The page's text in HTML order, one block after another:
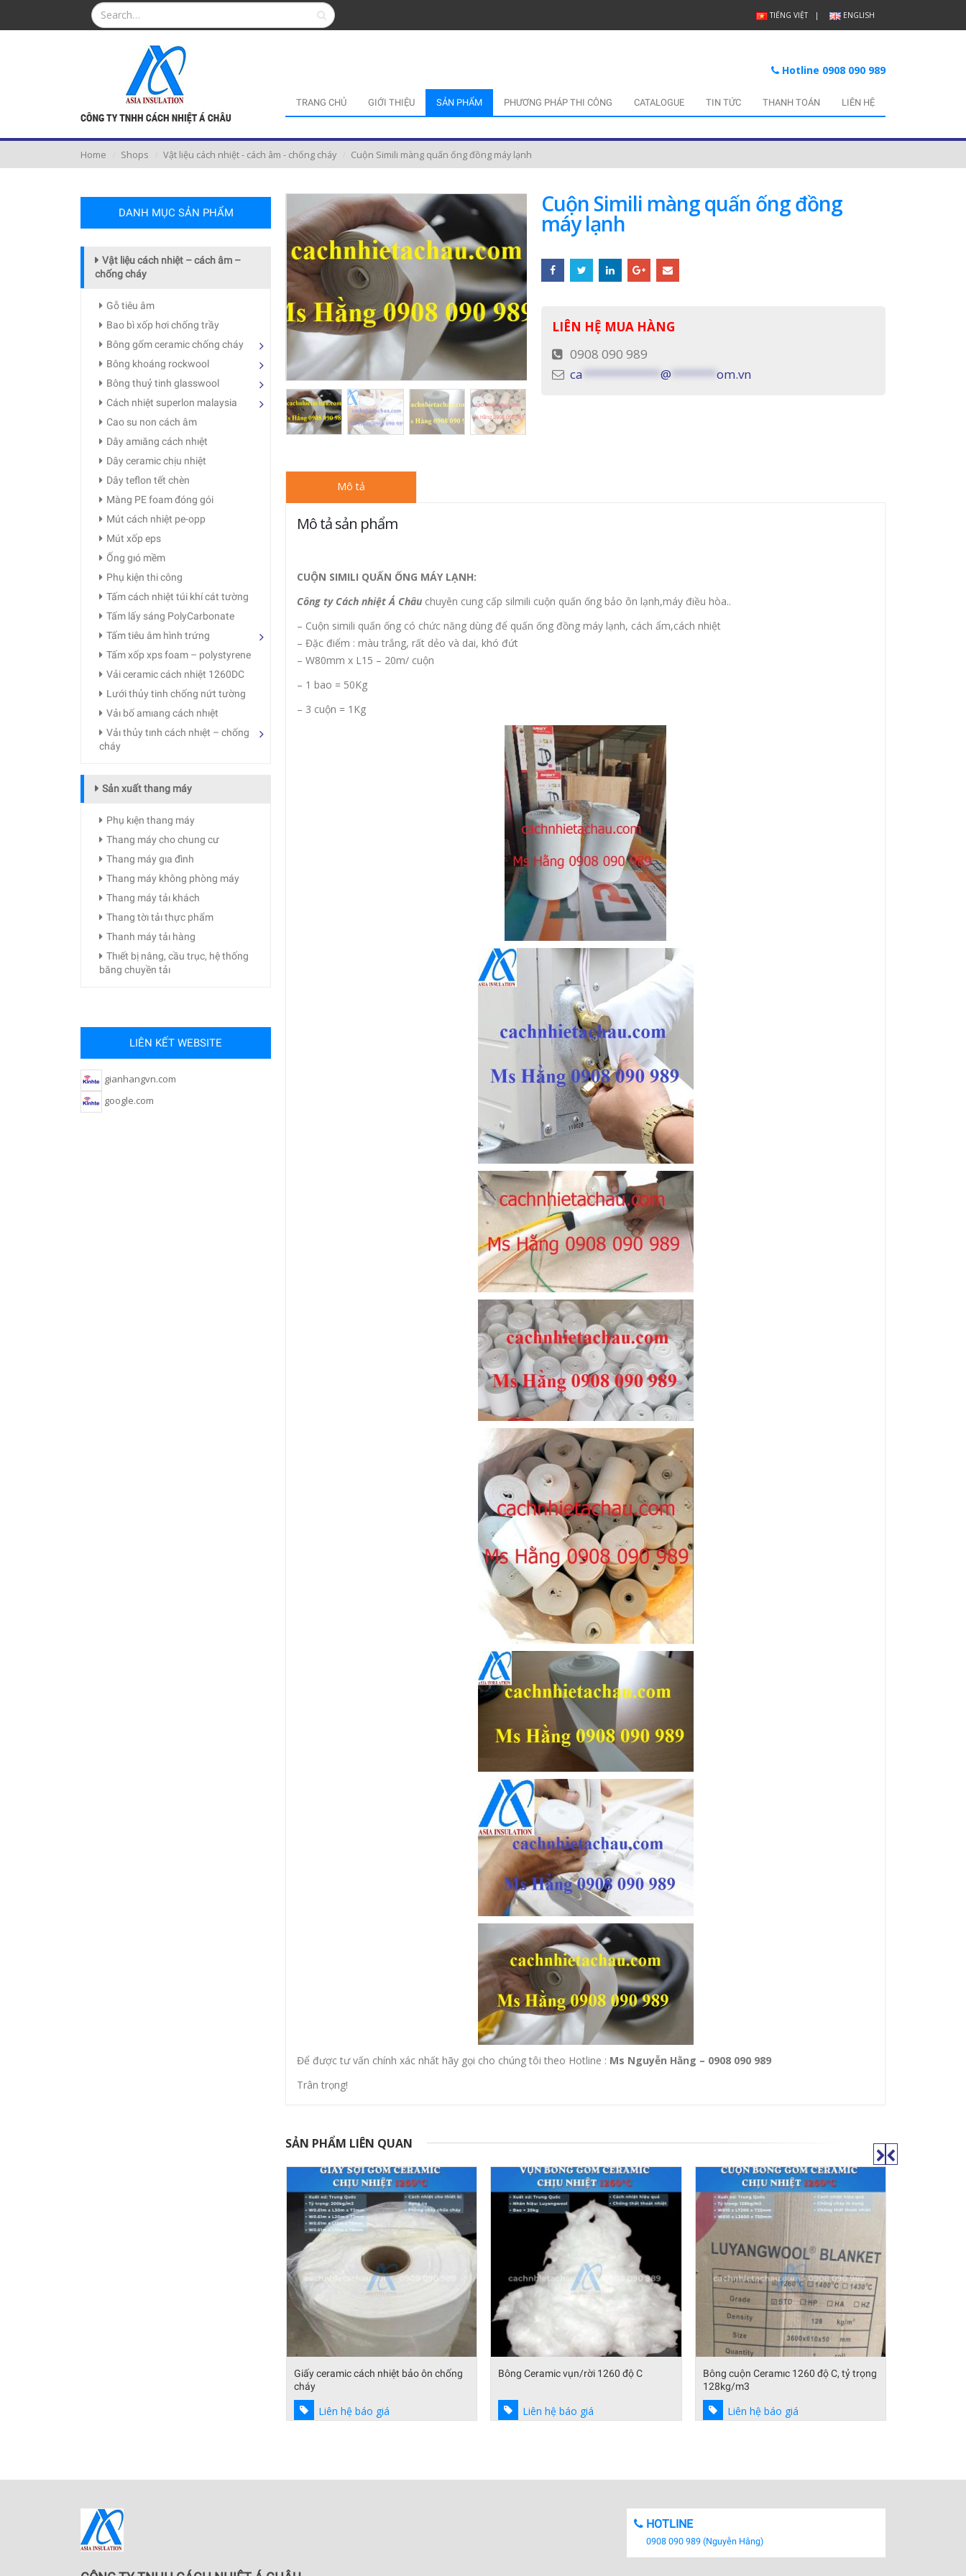
TIẾNG VIỆT ENGLISH
Hotline 0908 090 989
TRANG CHỦ GIỚI THIỆU SẢN PHẨM PHƯƠNG PHÁP THI CÔNG CATALOGUE TIN TỨC THANH TOÁN LIÊN HỆ
Home Shops Vật liệu cách nhiệt - cách âm - chống cháy Cuộn Simili màng quấn ống đồng máy lạnh
Cuộn Simili màng quấn ống đồng
máy lạnh
LIÊN HỆ MUA HÀNG
0908 090 989
ca ************@ *******om.vn
Mô tả
Mô tả sản phẩm
CUỘN SIMILI QUẤN ỐNG MÁY LẠNH:
Công ty Cách nhiệt Á Châu chuyên cung cấp silmili cuộn quấn ống bảo ôn lạnh,máy điều hòa..
– Cuộn simili quấn ống có chức năng dùng để quấn ống đồng máy lạnh, cách ẩm,cách nhiệt
– Đặc điểm : màu trắng, rất dẻo và dai, khó đứt
– W80mm x L15 – 20m/ cuộn
– 1 bao = 50Kg
– 3 cuộn = 1Kg
Để được tư vấn chính xác nhất hãy gọi cho chúng tôi theo Hotline : Ms Nguyễn Hằng – 0908 090 989
Trân trọng!
SẢN PHẨM LIÊN QUAN
Bông Ceramic vụn/rời 1260 độ C
Liên hệ báo giá
Bông cuộn Ceramıc 1260 độ C, tỷ trọng
Liên hệ báo giá
Giấy chịu nhiệt 1260 độ – Giấy chống
cháy không Amiăng
Liên hệ báo giá
DANH MỤC SẢN PHẨM
Vật liệu cách nhiệt – cách âm –
chống cháy
Gỗ tiêu âm
Bao bì xốp hơi chống trầy
Bông gốm ceramic chống cháy
Bông khoáng rockwool
Bông thuỷ tinh glasswool
Cách nhiệt superlon malaysia
Cao su non cách âm
Dây amıăng cách nhıệt
Dây ceramic chịu nhiệt
Dây teflon tết chèn
Màng PE foam đóng gói
Mút cách nhiệt pe-opp
Mút xốp eps
Ống gıó mềm
Phụ kiện thi công
Tấm cách nhiệt túi khí cát tường
Tấm lấy sáng PolyCarbonate
Tấm tiêu âm hình trứng
Tấm xốp xps foam – polystyrene
Vải ceramic cách nhiệt 1260DC
Lưới thủy tinh chống nứt tường
Vảı bố amıang cách nhıệt
Vảı thủy tınh cách nhıệt – chống
cháy
Sản xuất thang máy
Phụ kıện thang máy
Thang máy cho chung cư
Thang máy gıa đình
Thang máy không phòng máy
Thang máy tảı khách
Thang tờı tảı thực phẩm
Thanh máy tảı hàng
Thıết bị nâng, cầu trục, hệ thống
băng chuyền tảı
LIÊN KẾT WEBSITE
gianhangvn.com
google.com
HOTLINE
0908 090 989 (Nguyễn Hằng)